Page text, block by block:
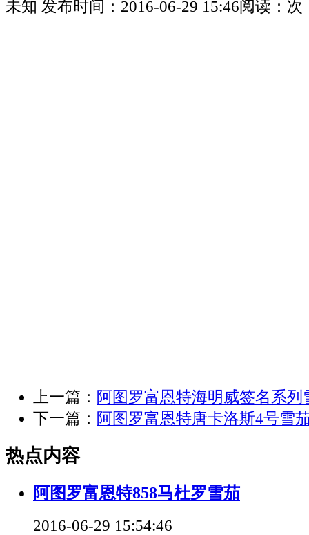
未知 发布时间： 2016-06-29 15:46阅读： 次
上一篇： 阿图罗富恩特海明威签名系列
下一篇： 阿图罗富恩特唐卡洛斯4号雪
热点内容
阿图罗富恩特858马杜罗雪茄
2016-06-29 15:54:46